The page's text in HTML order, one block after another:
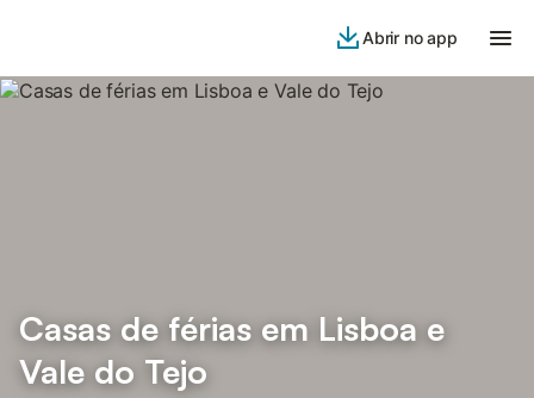
Abrir no app
Casas de férias em Lisboa e
Vale do Tejo